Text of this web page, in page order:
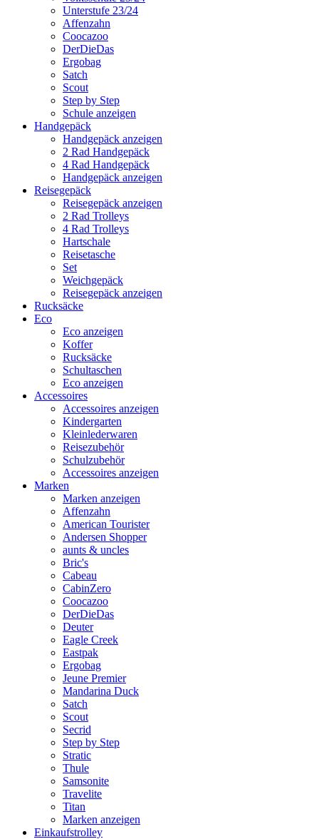
Unterstufe 23/24
Affenzahn
Coocazoo
DerDieDas
Ergobag
Satch
Scout
Step by Step
Schule anzeigen
Handgepäck
Handgepäck anzeigen
2 Rad Handgepäck
4 Rad Handgepäck
Handgepäck anzeigen
Reisegepäck
Reisegepäck anzeigen
2 Rad Trolleys
4 Rad Trolleys
Hartschale
Reisetasche
Set
Weichgepäck
Reisegepäck anzeigen
Rucksäcke
Eco
Eco anzeigen
Koffer
Rucksäcke
Schultaschen
Eco anzeigen
Accessoires
Accessoires anzeigen
Kindergarten
Kleinlederwaren
Reisezubehör
Schulzubehör
Accessoires anzeigen
Marken
Marken anzeigen
Affenzahn
American Tourister
Andersen Shopper
aunts & uncles
Bric's
Cabeau
CabinZero
Coocazoo
DerDieDas
Deuter
Eagle Creek
Eastpak
Ergobag
Jeune Premier
Mandarina Duck
Satch
Scout
Secrid
Step by Step
Stratic
Thule
Samsonite
Travelite
Titan
Marken anzeigen
Einkaufstrolley